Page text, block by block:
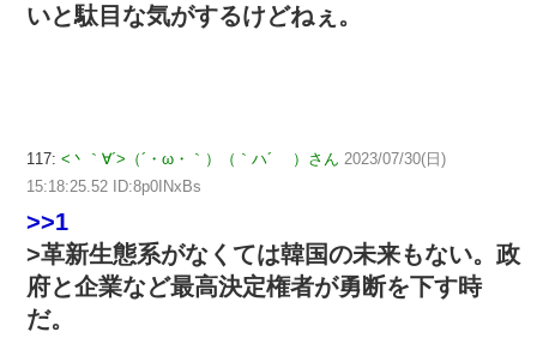
いと駄目な気がするけどねぇ。
117: <丶｀∀´>（´・ω・｀）（｀ハ´ ）さん 2023/07/30(日)
15:18:25.52 ID:8p0INxBs
>>1
>革新生態系がなくては韓国の未来もない。政
府と企業など最高決定権者が勇断を下す時
だ。